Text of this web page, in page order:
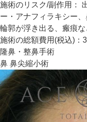
施術のリスク/副作用：
ー・アナフィラキシー
輪郭が浮き出る、瘢痕な
施術の総額費用(税込)：
隆鼻・整鼻手術
鼻 鼻尖縮小術